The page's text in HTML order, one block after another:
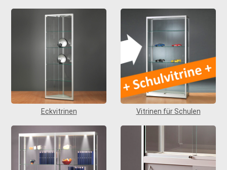
Eckvitrinen Vitrinen für Schulen